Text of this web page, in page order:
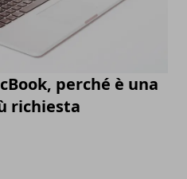
perché è una
richiesta